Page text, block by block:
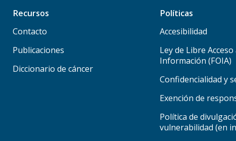
Recursos
Contacto
Publicaciones
Diccionario de cáncer
Políticas
Accesibilidad
Ley de Libre Acceso
Información (FOIA)
Confidencialidad y
Exención de
Política de
vulnerabilidad (en